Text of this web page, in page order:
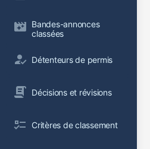
Bandes-annonces
classées
Détenteurs de permis
Décisions et révisions
Critères de classement